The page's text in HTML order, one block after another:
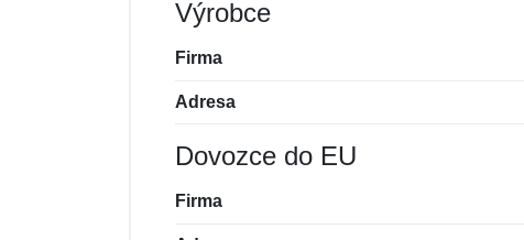
Výrobce
Firma
Adresa
Dovozce do EU
Firma